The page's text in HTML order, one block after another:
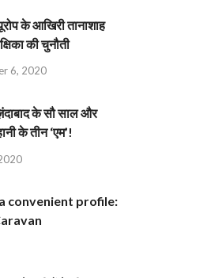
के आखिरी तानाशाह
की चुनौती
6, 2020
के सौ साल और
के तीन ‘एम’!
convenient profile: